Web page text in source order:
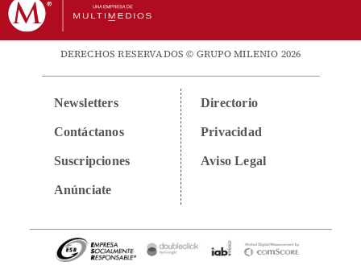
DERECHOS RESERVADOS © GRUPO MILENIO 2026
Newsletters
Contáctanos
Suscripciones
Anúnciate
Directorio
Privacidad
Aviso Legal